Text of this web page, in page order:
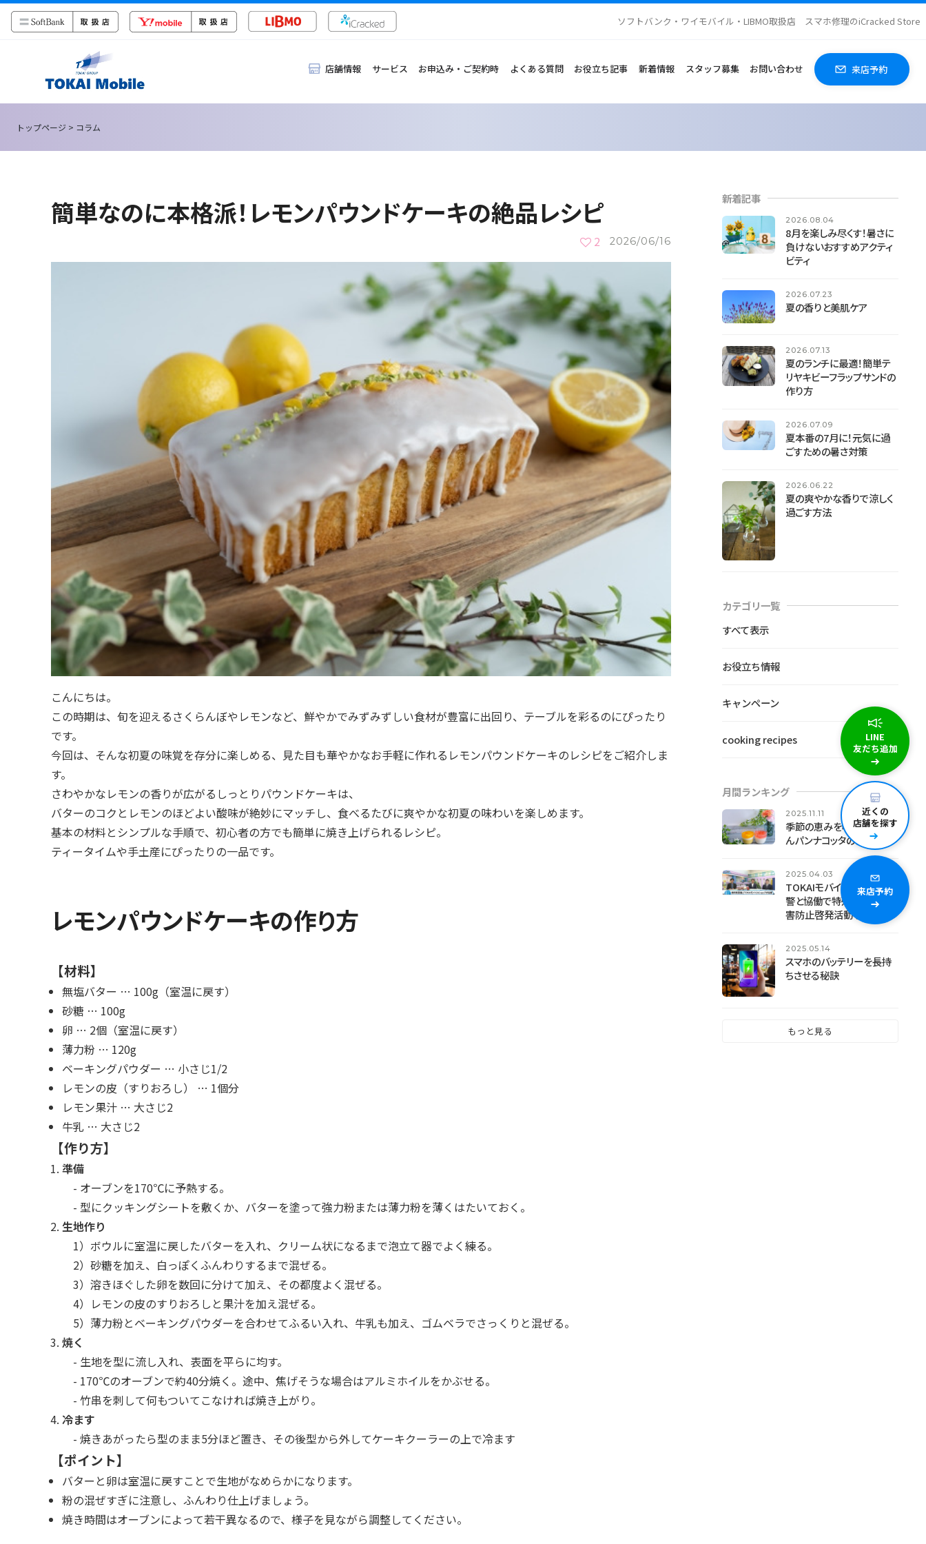
ソフトバンク・ワイモバイル・LIBMO取扱店 スマホ修理のiCracked Store
店舗情報 サービス お申込み・ご契約時 よくある質問 お役立ち記事 新着情報 スタッフ募集 お問い合わせ 来店予約
トップページ > コラム
LINE
友だち追加
近くの
店舗を探す
来店予約
簡単なのに本格派！レモンパウンドケーキの絶品レシピ
2026/06/16
2
こんにちは。
この時期は、旬を迎えるさくらんぼやレモンなど、鮮やかでみずみずしい食材が豊富に出回り、テーブルを彩るのにぴったり
です。
今回は、そんな初夏の味覚を存分に楽しめる、見た目も華やかなお手軽に作れるレモンパウンドケーキのレシピをご紹介しま
す。
さわやかなレモンの香りが広がるしっとりパウンドケーキは、
バターのコクとレモンのほどよい酸味が絶妙にマッチし、食べるたびに爽やかな初夏の味わいを楽しめます。
基本の材料とシンプルな手順で、初心者の方でも簡単に焼き上げられるレシピ。
ティータイムや手土産にぴったりの一品です。
レモンパウンドケーキの作り方
【材料】
無塩バター … 100g（室温に戻す）
砂糖 … 100g
卵 … 2個（室温に戻す）
薄力粉 … 120g
ベーキングパウダー … 小さじ1/2
レモンの皮（すりおろし） … 1個分
レモン果汁 … 大さじ2
牛乳 … 大さじ2
【作り方】
準備
- オーブンを170℃に予熱する。
- 型にクッキングシートを敷くか、バターを塗って強力粉または薄力粉を薄くはたいておく。
生地作り
1）ボウルに室温に戻したバターを入れ、クリーム状になるまで泡立て器でよく練る。
2）砂糖を加え、白っぽくふんわりするまで混ぜる。
3）溶きほぐした卵を数回に分けて加え、その都度よく混ぜる。
4）レモンの皮のすりおろしと果汁を加え混ぜる。
5）薄力粉とベーキングパウダーを合わせてふるい入れ、牛乳も加え、ゴムベラでさっくりと混ぜる。
焼く
- 生地を型に流し入れ、表面を平らに均す。
- 170℃のオーブンで約40分焼く。途中、焦げそうな場合はアルミホイルをかぶせる。
- 竹串を刺して何もついてこなければ焼き上がり。
冷ます
- 焼きあがったら型のまま5分ほど置き、その後型から外してケーキクーラーの上で冷ます
【ポイント】
バターと卵は室温に戻すことで生地がなめらかになります。
粉の混ぜすぎに注意し、ふんわり仕上げましょう。
焼き時間はオーブンによって若干異なるので、様子を見ながら調整してください。
新着記事
2026.08.04
8月を楽しみ尽くす！暑さに
負けないおすすめアクティ
ビティ
2026.07.23
夏の香りと美肌ケア
2026.07.13
夏のランチに最適！簡単テ
リヤキビーフラップサンドの
作り方
2026.07.09
夏本番の7月に！元気に過
ごすための暑さ対策
2026.06.22
夏の爽やかな香りで涼しく
過ごす方法
カテゴリ一覧
すべて表示
お役立ち情報
キャンペーン
cooking recipes
月間ランキング
2025.11.11
季節の恵みを味わう、みか
んパンナコッタの作り方
2025.04.03
TOKAIモバイルが静岡県
警と協働で特殊詐欺等被
害防止啓発活動を実施～
2025.05.14
スマホのバッテリーを長持
ちさせる秘訣
もっと見る